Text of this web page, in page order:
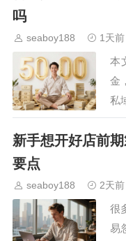
吗
seaboy188 1天前
本
金
私
下
的
新手想开好店前
要点
seaboy188 2天前
很
易